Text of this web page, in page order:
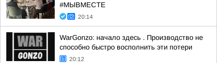
#МЫВМЕСТЕ
20:14
WarGonzo: начало здесь . Производство не
способно быстро восполнить эти потери
20:12